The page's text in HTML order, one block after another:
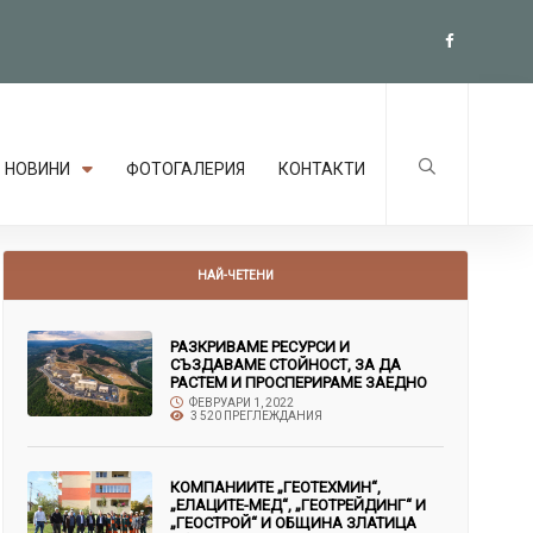
НОВИНИ ФОТОГАЛЕРИЯ КОНТАКТИ
НАЙ-ЧЕТЕНИ
РАЗКРИВАМЕ РЕСУРСИ И
СЪЗДАВАМЕ СТОЙНОСТ, ЗА ДА
РАСТЕМ И ПРОСПЕРИРАМЕ ЗАЕДНО
ФЕВРУАРИ 1, 2022
3 520 ПРЕГЛЕЖДАНИЯ
КОМПАНИИТЕ „ГЕОТЕХМИН“,
„ЕЛАЦИТЕ-МЕД“, „ГЕОТРЕЙДИНГ“ И
„ГЕОСТРОЙ“ И ОБЩИНА ЗЛАТИЦА